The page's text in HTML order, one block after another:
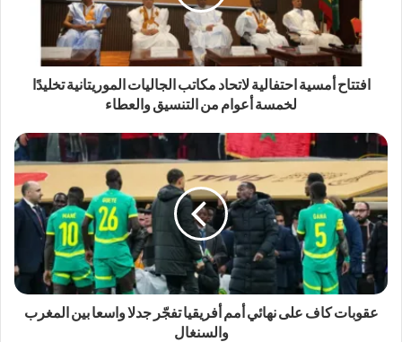
افتتاح أمسية احتفالية لاتحاد مكاتب الجاليات الموريتانية تخليدًا
لخمسة أعوام من التنسيق والعطاء
عقوبات كاف على نهائي أمم أفريقيا تفجّر جدلا واسعا بين المغرب
والسنغال